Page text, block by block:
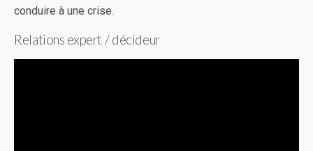
conduire à une crise.
Relations expert / décideur